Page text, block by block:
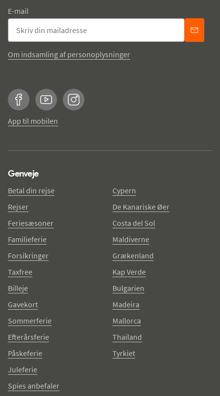
E-mail
Om indsamling af personoplysninger
FacebookYouTubeInstagram
App til mobilen
Genveje
Betal din rejse
Rejser
Feriesæsoner
Familieferie
Forsikringer
Taxfree
Billeje
Gavekort
Sommerferie
Efterårsferie
Påskeferie
Juleferie
Spies anbefaler
Cypern
De Kanariske Øer
Costa del Sol
Maldiverne
Grækenland
Kap Verde
Bulgarien
Madeira
Mallorca
Thailand
Tyrkiet